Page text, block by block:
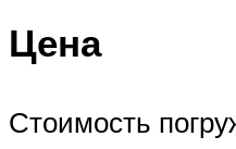
Цена
Стоимость